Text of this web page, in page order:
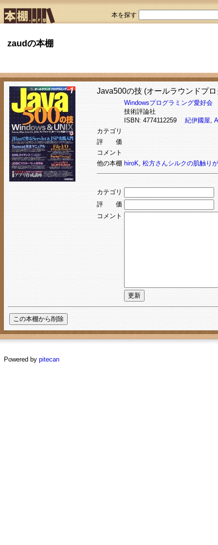
本を探す
zaudの本棚
Java500の技 (オールラウンドプ
Windowsプログラミング愛好会
技術評論社
ISBN: 4774112259 紀伊國屋,
カテゴリ
評 価
コメント
他の本棚 hiroK, 松方さんシルクの肌触り
カテゴリ
評 価
コメント
Powered by pitecan